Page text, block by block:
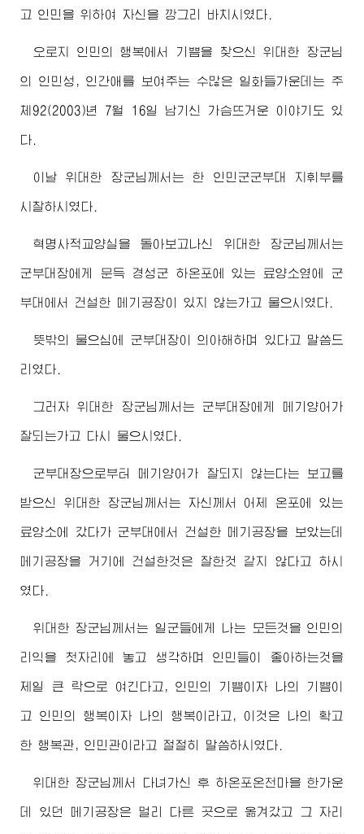
고 인민을 위하여 자신을 깡그리 바치시였다.
오로지 인민의 행복에서 기쁨을 찾으신위대한 장군님
의 인민성, 인간애를 보여주는 수많은 일화들가운데는 주
체92(2003)년 7월 16일 남기신 가슴뜨거운 이야기도 있
다.
이날위대한 장군님께서 는 한 인민군군부대 지휘부를
시찰하시였다.
혁명사적교양실을 돌아보고나신 위대한 장군님께서는
군부대장에게 문득 경성군 하온포에 있는 료양소옆에 군
부대에서 건설한 메기공장이 있지 않는가고 물으시였다.
뜻밖의 물으심에 군부대장이 의아해하며 있다고 말씀드
리였다.
그러자위대한 장군님께서 는 군부대장에게 메기양어가
잘되는가고 다시 물으시였다.
군부대장으로부터 메기양어가 잘되지 않는다는 보고를
받으신 위대한 장군님께서 는 자신께서 어제 온포에 있는
료양소에 갔다가 군부대에서 건설한 메기공장을 보았는데
메기공장을 거기에 건설한것은 잘한것 같지 않다고 하시
였다.
위대한 장군님께서는 일군들에게 나는 모든것을 인민의
리익을 첫자리에 놓고 생각하며 인민들이 좋아하는것을
제일 큰 락으로 여긴다고, 인민의 기쁨이자 나의 기쁨이
고 인민의 행복이자 나의 행복이라고, 이것은 나의 확고
한 행복관, 인민관이라고 절절히 말씀하시였다.
위대한 장군님께서 다녀가신 후 하온포온천마을 한가운
데 있던 메기공장은 멀리 다른 곳으로 옮겨갔고 그 자리